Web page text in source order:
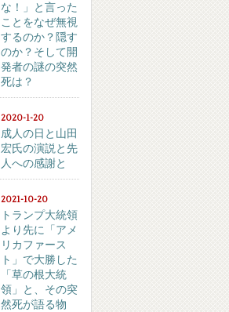
な！」と言った
ことをなぜ無視
するのか？隠す
のか？そして開
発者の謎の突然
死は？
2020-1-20
成人の日と山田
宏氏の演説と先
人への感謝と
2021-10-20
トランプ大統領
より先に「アメ
リカファース
ト」で大勝した
「草の根大統
領」と、その突
然死が語る物